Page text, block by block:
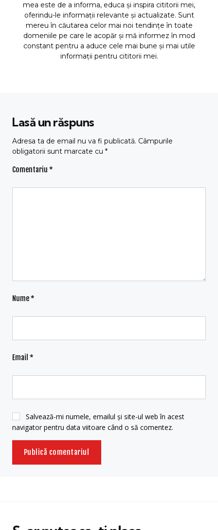
mea este de a informa, educa și inspira cititorii mei,
oferindu-le informații relevante și actualizate. Sunt
mereu în căutarea celor mai noi tendințe în toate
domeniile pe care le acopăr și mă informez în mod
constant pentru a aduce cele mai bune și mai utile
informații pentru cititorii mei.
Lasă un răspuns
Adresa ta de email nu va fi publicată. Câmpurile
obligatorii sunt marcate cu *
Comentariu *
Nume*
Email *
Salvează-mi numele, emailul și site-ul web în acest
navigator pentru data viitoare când o să comentez.